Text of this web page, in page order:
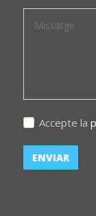
Accepte la